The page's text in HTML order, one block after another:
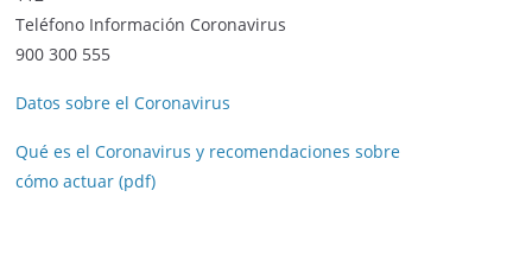
Teléfono Información Coronavirus
900 300 555
Datos sobre el Coronavirus
Qué es el Coronavirus y recomendaciones sobre
cómo actuar (pdf)